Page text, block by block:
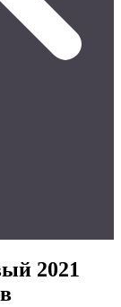
2021